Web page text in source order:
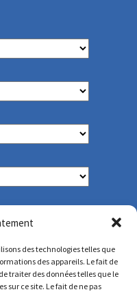
des technologies telles que
des appareils. Le fait de
traiter des données telles que le
sur ce site. Le fait de ne pas